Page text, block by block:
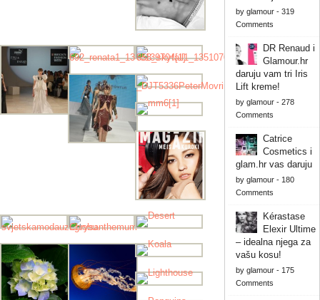
by glamour- 319
Comments
DR Renaud i
Glamour.hr
daruju vam tri Iris
Lift kreme!
by glamour- 278
Comments
Catrice
Cosmetics i
glam.hr vas daruju
by glamour- 180
Comments
Kérastase
Elexir Ultime
– idealna njega za
vašu kosu!
by glamour- 175
Comments